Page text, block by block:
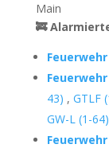
Main
🚒
43) , GTLF
GW-L (1-64)